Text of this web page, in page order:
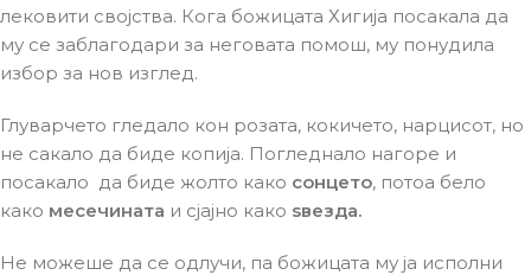
лековити својства. Кога божицата Хигија посакала да
му се заблагодари за неговата помош, му понудила
избор за нов изглед.
Глуварчето гледало кон розата, кокичето, нарцисот, но
не сакало да биде копија. Погледнало нагоре и
посакало да биде жолто како сонцето, потоа бело
како месечината и сјајно како ѕвезда.
Не можеше да се одлучи, па божицата му ја исполни